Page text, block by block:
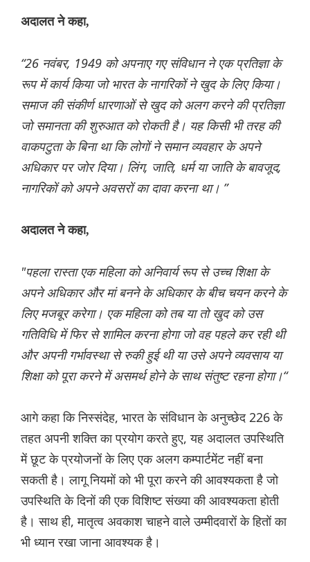
अदालत ने कहा,
“26 नवंबर, 1949 को अपनाए गए संविधान ने एक प्रतिज्ञा के
रूप में कार्य किया जो भारत के नागरिकों ने खुद के लिए किया।
समाज की संकीर्ण धारणाओं से खुद को अलग करने की प्रतिज्ञा
जो समानता की शुरुआत को रोकती है। यह किसी भी तरह की
वाकपटुता के बिना था कि लोगों ने समान व्यवहार के अपने
अधिकार पर जोर दिया। लिंग, जाति, धर्म या जाति के बावजूद,
नागरिकों को अपने अवसरों का दावा करना था। ”
अदालत ने कहा,
"पहला रास्ता एक महिला को अनिवार्य रूप से उच्च शिक्षा के
अपने अधिकार और मां बनने के अधिकार के बीच चयन करने के
लिए मजबूर करेगा। एक महिला को तब या तो खुद को उस
गतिविधि में फिर से शामिल करना होगा जो वह पहले कर रही थी
और अपनी गर्भावस्था से रुकी हुई थी या उसे अपने व्यवसाय या
शिक्षा को पूरा करने में असमर्थ होने के साथ संतुष्ट रहना होगा।“
आगे कहा कि निस्संदेह, भारत के संविधान के अनुच्छेद 226 के
तहत अपनी शक्ति का प्रयोग करते हुए, यह अदालत उपस्थिति
में छूट के प्रयोजनों के लिए एक अलग कम्पार्टमेंट नहीं बना
सकती है। लागू नियमों को भी पूरा करने की आवश्यकता है जो
उपस्थिति के दिनों की एक विशिष्ट संख्या की आवश्यकता होती
है। साथ ही, मातृत्व अवकाश चाहने वाले उम्मीदवारों के हितों का
भी ध्यान रखा जाना आवश्यक है।